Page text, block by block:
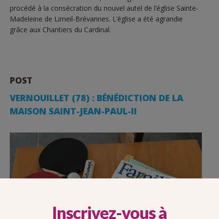
procédé à la consécration du nouvel autel de l’église Sainte-
Madeleine de Limeil-Brévannes. L’église a été agrandie
grâce aux Chantiers du Cardinal.
POST
VERNOUILLET (78) : BÉNÉDICTION DE LA
MAISON SAINT-JEAN-PAUL-II
Inscrivez-vous à